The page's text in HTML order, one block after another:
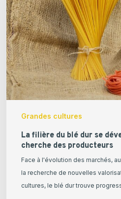
Grandes cultures
blé
dur
se
développe
en
Wallonie
et
cherche
producteurs
La filière du blé dur se
cherche des producteurs
Face à l'évolution des marchés,
la recherche de nouvelles
cultures, le blé dur trouve